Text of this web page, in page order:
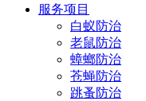
服务项目
白蚁防治
老鼠防治
蟑螂防治
苍蝇防治
跳蚤防治